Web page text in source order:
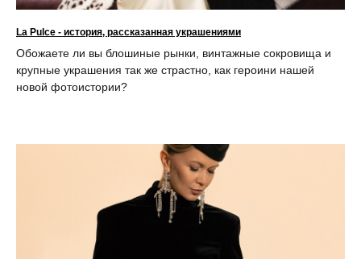
La Pulce - история, рассказанная украшениями
Обожаете ли вы блошиные рынки, винтажные сокровища и
крупные украшения так же страстно, как героини нашей
новой фотоистории?